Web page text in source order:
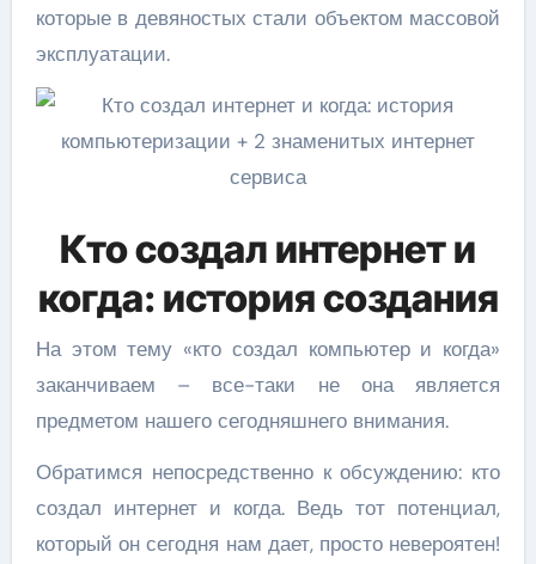
которые в девяностых стали объектом массовой
эксплуатации.
Кто создал интернет и
когда: история создания
На этом тему «кто создал компьютер и когда»
заканчиваем – все-таки не она является
предметом нашего сегодняшнего внимания.
Обратимся непосредственно к обсуждению: кто
создал интернет и когда. Ведь тот потенциал,
который он сегодня нам дает, просто невероятен!